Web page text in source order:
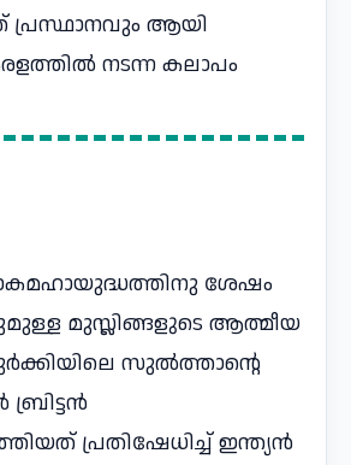
പ്രസ്ഥാനവും ആയി
നടന്ന കലാപം
ശേഷം
മുസ്ലിങ്ങളുടെ ആത്മീയ
സുൽത്താന്റെ
പ്രതിഷേധിച്ച് ഇന്ത്യൻ